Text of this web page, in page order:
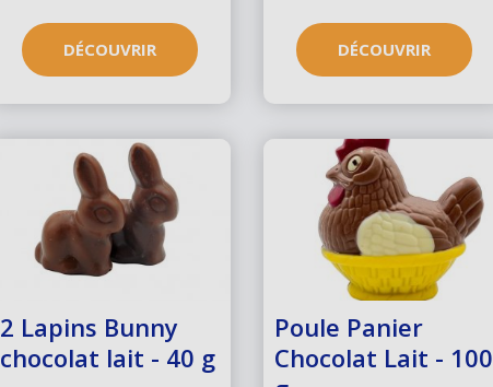
DÉCOUVRIR DÉCOUVRIR
2 Lapins Bunny
chocolat lait - 40 g
Poule Panier
Chocolat Lait - 100